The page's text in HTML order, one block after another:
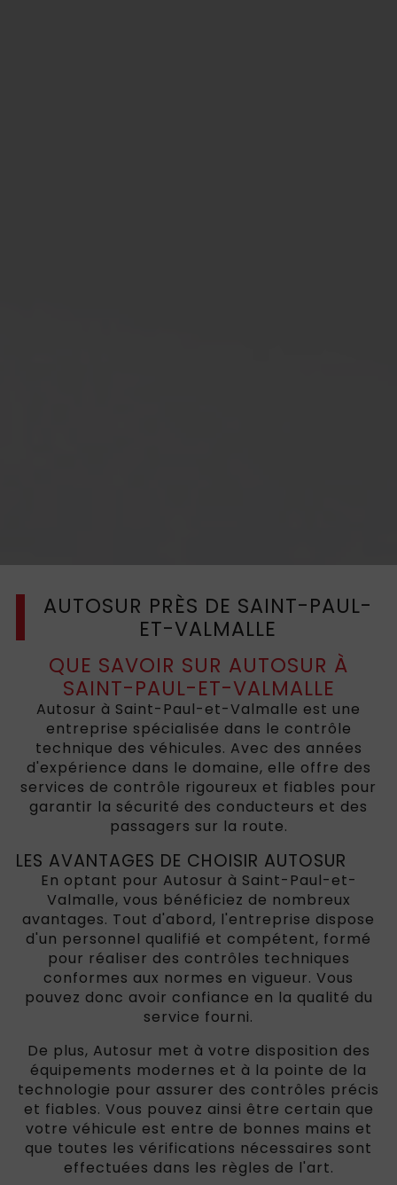
AUTOSUR PRÈS DE SAINT-PAUL-
ET-VALMALLE
QUE SAVOIR SUR AUTOSUR À
SAINT-PAUL-ET-VALMALLE
Autosur à Saint-Paul-et-Valmalle est une
entreprise spécialisée dans le contrôle
technique des véhicules. Avec des années
d'expérience dans le domaine, elle offre des
services de contrôle rigoureux et fiables pour
garantir la sécurité des conducteurs et des
passagers sur la route.
LES AVANTAGES DE CHOISIR AUTOSUR
En optant pour Autosur à Saint-Paul-et-
Valmalle, vous bénéficiez de nombreux
avantages. Tout d'abord, l'entreprise dispose
d'un personnel qualifié et compétent, formé
pour réaliser des contrôles techniques
conformes aux normes en vigueur. Vous
pouvez donc avoir confiance en la qualité du
service fourni.
De plus, Autosur met à votre disposition des
équipements modernes et à la pointe de la
technologie pour assurer des contrôles précis
et fiables. Vous pouvez ainsi être certain que
votre véhicule est entre de bonnes mains et
que toutes les vérifications nécessaires sont
effectuées dans les règles de l'art.